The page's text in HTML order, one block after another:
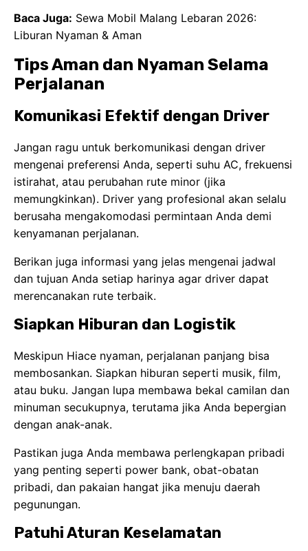
Baca Juga: Sewa Mobil Malang Lebaran 2026:
Liburan Nyaman & Aman
Tips Aman dan Nyaman Selama
Perjalanan
Komunikasi Efektif dengan Driver
Jangan ragu untuk berkomunikasi dengan driver
mengenai preferensi Anda, seperti suhu AC, frekuensi
istirahat, atau perubahan rute minor (jika
memungkinkan). Driver yang profesional akan selalu
berusaha mengakomodasi permintaan Anda demi
kenyamanan perjalanan.
Berikan juga informasi yang jelas mengenai jadwal
dan tujuan Anda setiap harinya agar driver dapat
merencanakan rute terbaik.
Siapkan Hiburan dan Logistik
Meskipun Hiace nyaman, perjalanan panjang bisa
membosankan. Siapkan hiburan seperti musik, film,
atau buku. Jangan lupa membawa bekal camilan dan
minuman secukupnya, terutama jika Anda bepergian
dengan anak-anak.
Pastikan juga Anda membawa perlengkapan pribadi
yang penting seperti power bank, obat-obatan
pribadi, dan pakaian hangat jika menuju daerah
pegunungan.
Patuhi Aturan Keselamatan